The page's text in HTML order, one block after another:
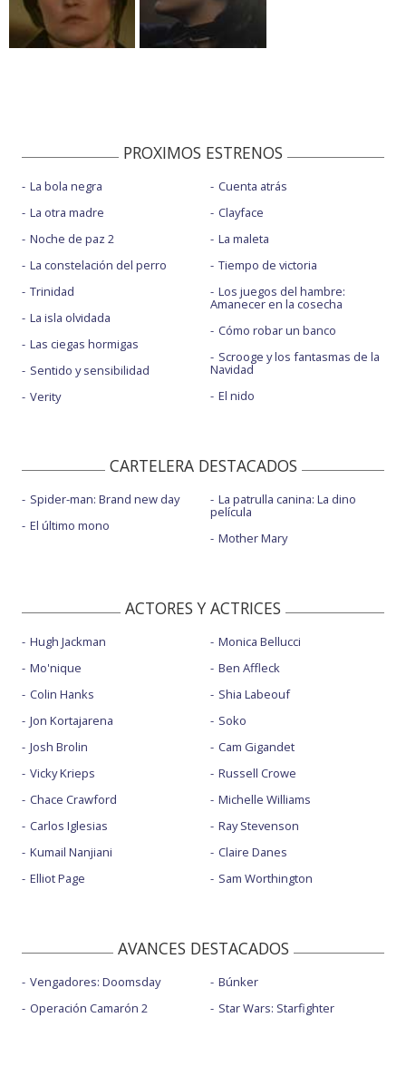
PROXIMOS ESTRENOS
La bola negra
La otra madre
Noche de paz 2
La constelación del perro
Trinidad
La isla olvidada
Las ciegas hormigas
Sentido y sensibilidad
Verity
Cuenta atrás
Clayface
La maleta
Tiempo de victoria
Los juegos del hambre:
Amanecer en la cosecha
Cómo robar un banco
Scrooge y los fantasmas de la
Navidad
El nido
CARTELERA DESTACADOS
Spider-man: Brand new day
El último mono
La patrulla canina: La dino
película
Mother Mary
ACTORES Y ACTRICES
Hugh Jackman
Mo'nique
Colin Hanks
Jon Kortajarena
Josh Brolin
Vicky Krieps
Chace Crawford
Carlos Iglesias
Kumail Nanjiani
Elliot Page
Monica Bellucci
Ben Affleck
Shia Labeouf
Soko
Cam Gigandet
Russell Crowe
Michelle Williams
Ray Stevenson
Claire Danes
Sam Worthington
AVANCES DESTACADOS
Vengadores: Doomsday
Operación Camarón 2
Búnker
Star Wars: Starfighter